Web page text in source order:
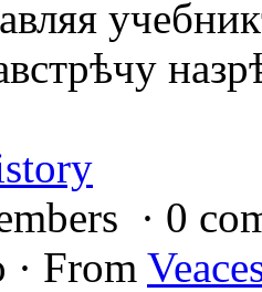
· 0
· From